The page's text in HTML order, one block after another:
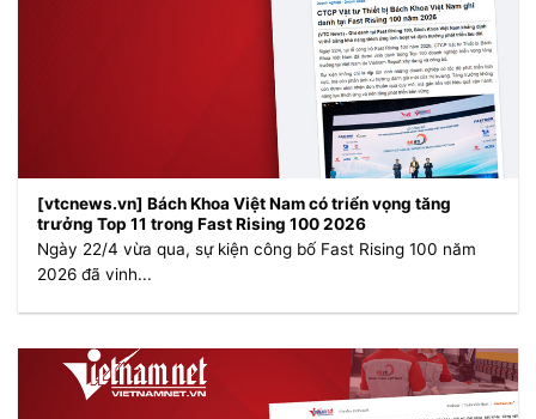
[vtcnews.vn] Bách Khoa Việt Nam có triển vọng tăng
trưởng Top 11 trong Fast Rising 100 2026
Ngày 22/4 vừa qua, sự kiện công bố Fast Rising 100 năm
2026 đã vinh...